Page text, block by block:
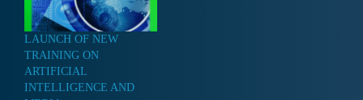
LAUNCH OF NEW
TRAINING ON
ARTIFICIAL
INTELLIGENCE AND